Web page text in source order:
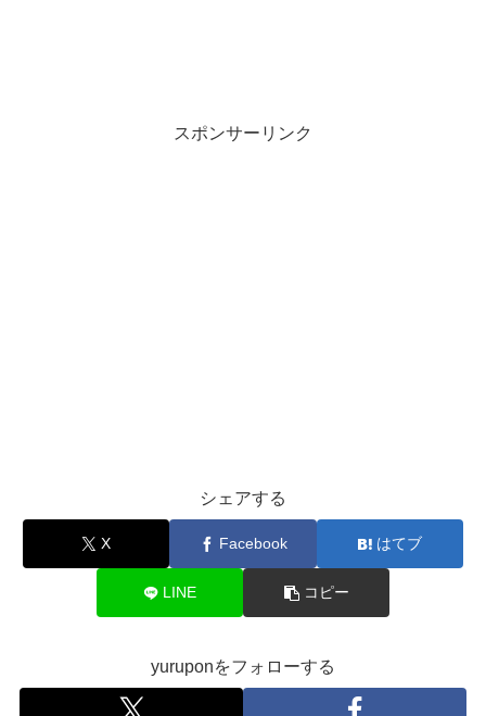
スポンサーリンク
シェアする
X Facebook はてブ
LINE コピー
yuruponをフォローする